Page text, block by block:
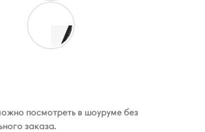
посмотреть в шоуруме без
заказа.